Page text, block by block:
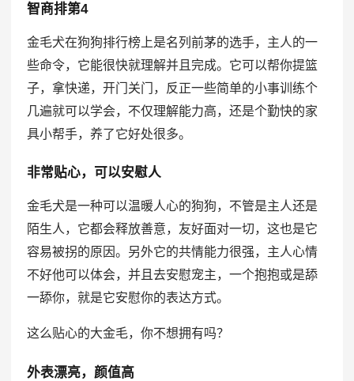
智商排第4
金毛犬在狗狗排行榜上是名列前茅的选手，主人的一
些命令，它能很快就理解并且完成。它可以帮你提篮
子，拿快递，开门关门，反正一些简单的小事训练个
几遍就可以学会，不仅理解能力高，还是个勤快的家
具小帮手，养了它好处很多。
非常贴心，可以安慰人
金毛犬是一种可以温暖人心的狗狗，不管是主人还是
陌生人，它都会释放善意，友好面对一切，这也是它
容易被拐的原因。另外它的共情能力很强，主人心情
不好他可以体会，并且去安慰宠主，一个抱抱或是舔
一舔你，就是它安慰你的表达方式。
这么贴心的大金毛，你不想拥有吗？
外表漂亮，颜值高